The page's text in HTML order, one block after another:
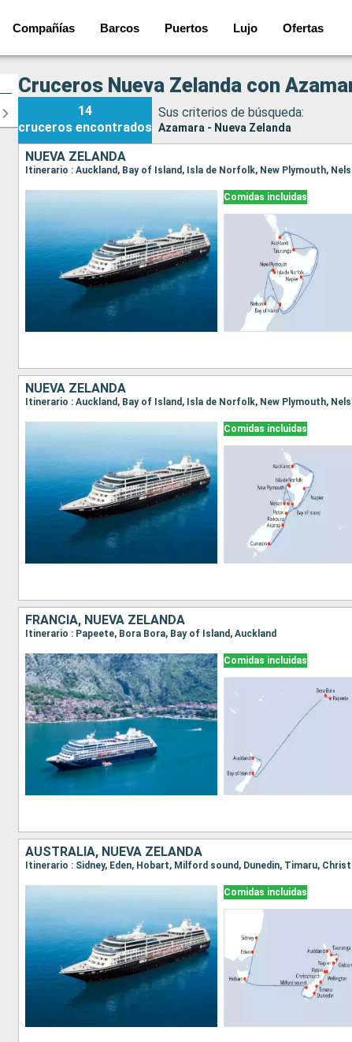
Compañías Barcos Puertos Lujo Ofertas
Cruceros Nueva Zelanda con
14
cruceros encontrados
Sus criterios de búsqueda:
Azamara - Nueva Zelanda
NUEVA ZELANDA
Comidas incluidas
NUEVA ZELANDA
Comidas incluidas
FRANCIA, NUEVA ZELANDA
Itinerario : Papeete, Bora Bora, Bay of Island, Auckland
Comidas incluidas
AUSTRALIA, NUEVA ZELANDA
Comidas incluidas